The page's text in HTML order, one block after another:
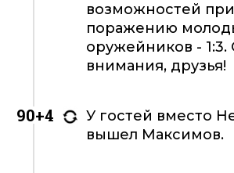
возможностей
поражению
оружейников - 1:3.
внимания, друзья!
90+4
У гостей вместо
вышел Максимов.